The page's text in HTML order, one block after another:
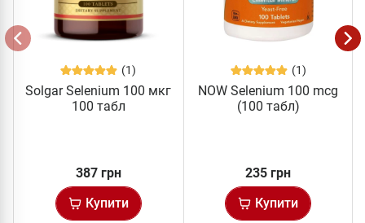
(1)
Solgar Selenium 100 мкг
100 табл
387 грн
Купити
(1)
NOW Selenium 100 mcg
(100 табл)
235 грн
Купити